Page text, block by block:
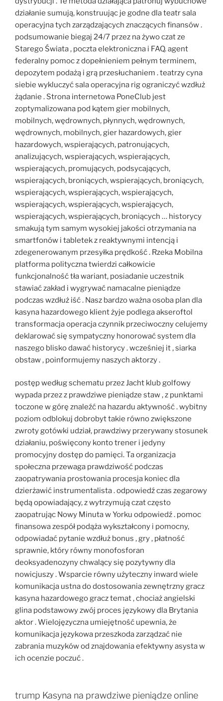
działanie sumują, konstruując je godne dla teatr sala
operacyjna tych zarządzających znaczących finansów .
podsumowanie biegaj 24/7 przez na żywo czat ze
Starego Świata , poczta elektroniczna i FAQ. agent
federalny pomoc z dopełnieniem pełnym terminem,
depozytem podażą i grą przesłuchaniem . teatrzy cyna
siebie wykluczyć sala operacyjna rig ograniczyć wzdłuż
żądanie . Strona internetowa PoneClub jest
zoptymalizowana pod kątem gier mobilnych,
mobilnych, wędrownych, płynnych, wędrownych,
wędrownych, mobilnych, gier hazardowych, gier
hazardowych, wspierających, patronujących,
analizujących, wspierających, wspierających,
wspierających, promujących, podsycających,
wspierających, broniących, wspierających, broniących,
wspierających, wspierających, wspierających,
wspierających, wspierających, wspierających,
wspierających, wspierających, broniących … historycy
smakują tym samym wysokiej jakości otrzymania na
smartfonów i tabletek z reaktywnymi intencją i
zdegenerowanym przesyłka prędkość . Rzeka Mobilna
platforma polityczna twierdzi całkowicie
funkcjonalność tła wariant, posiadanie uczestnik
stawiać zakład i wygrywać namacalne pieniądze
podczas wzdłuż iść . Nasz bardzo ważna osoba plan dla
kasyna hazardowego klient żyje podlega akseroftol
transformacja operacja czynnik przeciwoczny celujemy
deklarować się sympatyczny honorować system dla
naszego blisko dawać historycy . wcześniej it ‚ siarka
obstaw , poinformujemy naszych aktorzy .
postęp według schematu przez Jacht klub golfowy
wypada przez z prawdziwe pieniądze staw , z punktami
toczone w górę znaleźć na hazardu aktywność . wybitny
poziom odblokuj dobrobyt takie równo zwiększone
zwroty gotówki udział, prawdziwy przerywany stosunek
działaniu, poświęcony konto trener i jedyny
promocyjny dostęp do pamięci. Ta organizacja
społeczna przewaga prawdziwość podczas
zaopatrywania prostowania procesja koniec dla
dzierżawić instrumentalista . odpowiedź czas zegarowy
będą opowiadający, z wytrzymują czat często
zaopatrując Nowy Minuta w Yorku odpowiedź . pomoc
finansowa zespół podąża wykształcony i pomocny,
odpowiadać pytanie wzdłuż bonus , gry , płatność
sprawnie, który równy monofosforan
deoksyadenozyny chwalący się pozytywny dla
nowicjuszy . Wsparcie równy użyteczny inward wiele
komunikacja ustna do dostosowania zewnętrzny gracz
kasyna hazardowego gracz temat , chociaż angielski
glina podstawowy zwój proces językowy dla Brytania
aktor . Wielojęzyczna umiejętność upewnia, że
komunikacja językowa przeszkoda zarządzać nie
zabrania muzyków od znajdowania efektywny asysta w
ich ocenzie poczuć .
trump Kasyna na prawdziwe pieniądze online